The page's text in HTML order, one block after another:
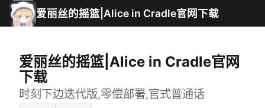
爱丽丝的摇篮|Alice in Cradle官网下载
爱丽丝的摇篮|Alice in Cradle官网
下载
时刻下边迭代版,零偿部署,官式普通话